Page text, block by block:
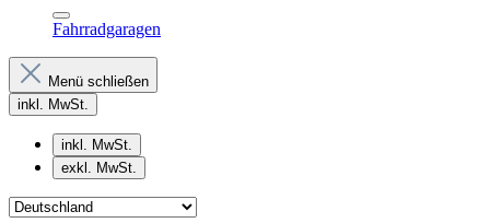
Fahrradgaragen
Menü schließen
inkl. MwSt.
inkl. MwSt.
exkl. MwSt.